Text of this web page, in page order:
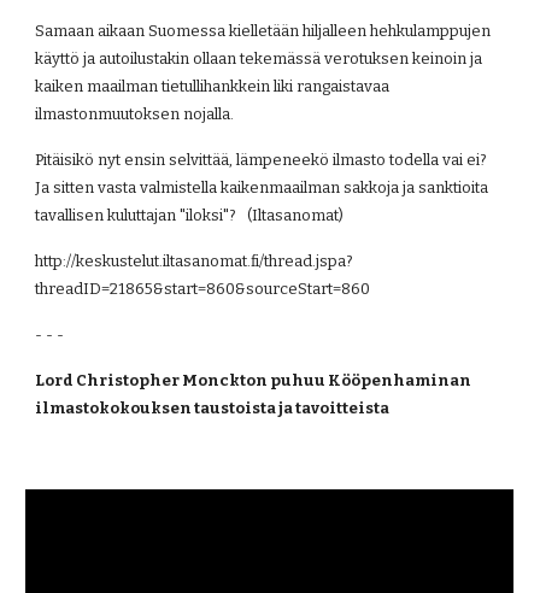
Samaan aikaan Suomessa kielletään hiljalleen hehkulamppujen
käyttö ja autoilustakin ollaan tekemässä verotuksen keinoin ja
kaiken maailman tietullihankkein liki rangaistavaa
ilmastonmuutoksen nojalla.
Pitäisikö nyt ensin selvittää, lämpeneekö ilmasto todella vai ei?
Ja sitten vasta valmistella kaikenmaailman sakkoja ja sanktioita
tavallisen kuluttajan "iloksi"?   (Iltasanomat)
http://keskustelut.iltasanomat.fi/thread.jspa?
threadID=21865&start=860&sourceStart=860
- - -
Lord Christopher Monckton puhuu Kööpenhaminan
ilmastokokouksen taustoista ja tavoitteista